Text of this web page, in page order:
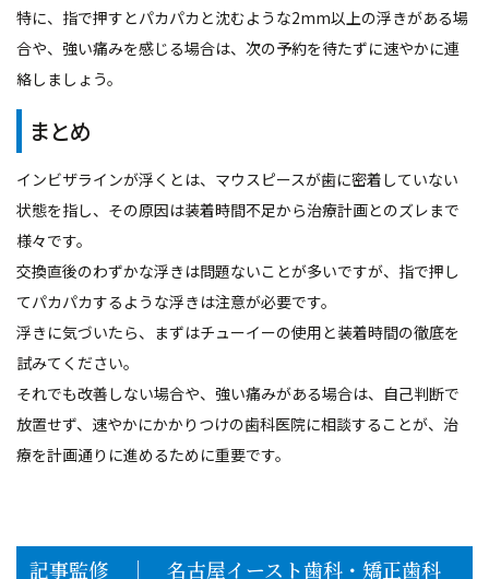
特に、指で押すとパカパカと沈むような2mm以上の浮きがある場
合や、強い痛みを感じる場合は、次の予約を待たずに速やかに連
絡しましょう。
まとめ
インビザラインが浮くとは、マウスピースが歯に密着していない
状態を指し、その原因は装着時間不足から治療計画とのズレまで
様々です。
交換直後のわずかな浮きは問題ないことが多いですが、指で押し
てパカパカするような浮きは注意が必要です。
浮きに気づいたら、まずはチューイーの使用と装着時間の徹底を
試みてください。
それでも改善しない場合や、強い痛みがある場合は、自己判断で
放置せず、速やかにかかりつけの歯科医院に相談することが、治
療を計画通りに進めるために重要です。
記事監修 │ 名古屋イースト歯科・矯正歯科